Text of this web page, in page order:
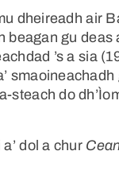
dheireadh air
gu deas
’s a sia
steach do
dol a chur